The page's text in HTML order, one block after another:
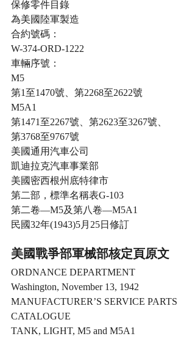
保修零件目錄
為美國陸軍製造
合約號碼：
W-374-ORD-1222
車輛序號：
M5
第1至1470號、第2268至2622號
M5A1
第1471至2267號、第2623至3267號、
第3768至9767號
美國通用汽車公司
凱迪拉克汽車事業部
美國密西根州底特律市
第二部，標準名稱表G-103
第二卷—M5及第八卷—M5A1
民國32年(1943)5月25日修訂
美國戰爭部軍械部核定頁原文
ORDNANCE DEPARTMENT
Washington, November 13, 1942
MANUFACTURER’S SERVICE PARTS
CATALOGUE
TANK, LIGHT, M5 and M5A1